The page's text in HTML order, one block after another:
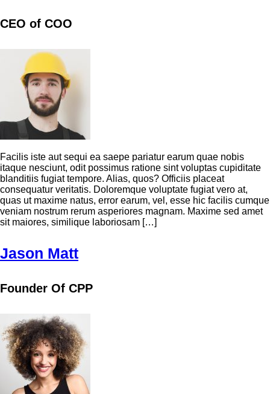
CEO of COO
Facilis iste aut sequi ea saepe pariatur earum quae nobis
itaque nesciunt, odit possimus ratione sint voluptas cupiditate
blanditiis fugiat tempore. Alias, quos? Officiis placeat
consequatur veritatis. Doloremque voluptate fugiat vero at,
quas ut maxime natus, error earum, vel, esse hic facilis cumque
veniam nostrum rerum asperiores magnam. Maxime sed amet
sit maiores, similique laboriosam […]
Jason Matt
Founder Of CPP